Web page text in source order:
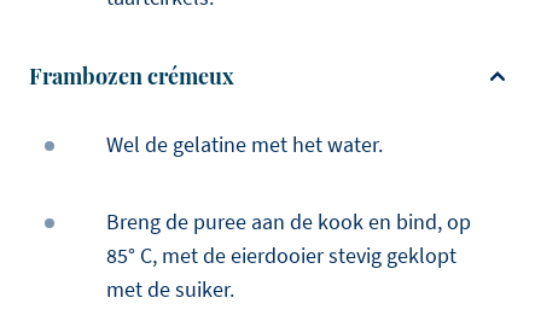
Frambozen crémeux
Wel de gelatine met het water.
Breng de puree aan de kook en bind, op
85° C, met de eierdooier stevig geklopt
met de suiker.